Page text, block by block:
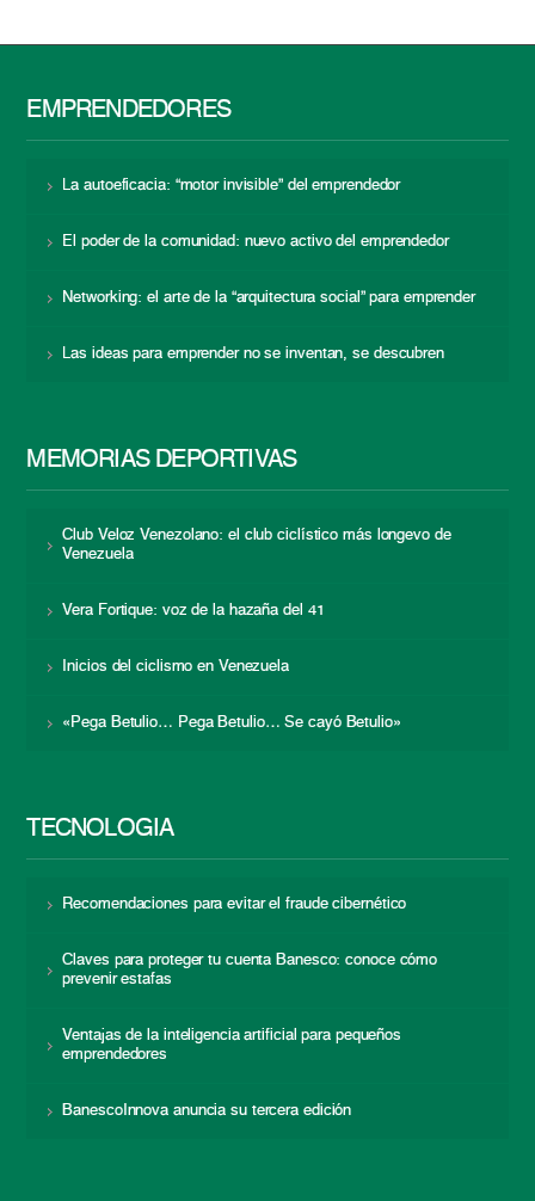
EMPRENDEDORES
La autoeficacia: “motor invisible” del emprendedor
El poder de la comunidad: nuevo activo del emprendedor
Networking: el arte de la “arquitectura social” para emprender
Las ideas para emprender no se inventan, se descubren
MEMORIAS DEPORTIVAS
Club Veloz Venezolano: el club ciclístico más longevo de
Venezuela
Vera Fortique: voz de la hazaña del 41
Inicios del ciclismo en Venezuela
«Pega Betulio… Pega Betulio… Se cayó Betulio»
TECNOLOGÍA
Recomendaciones para evitar el fraude cibernético
Claves para proteger tu cuenta Banesco: conoce cómo
prevenir estafas
Ventajas de la inteligencia artificial para pequeños
emprendedores
BanescoInnova anuncia su tercera edición